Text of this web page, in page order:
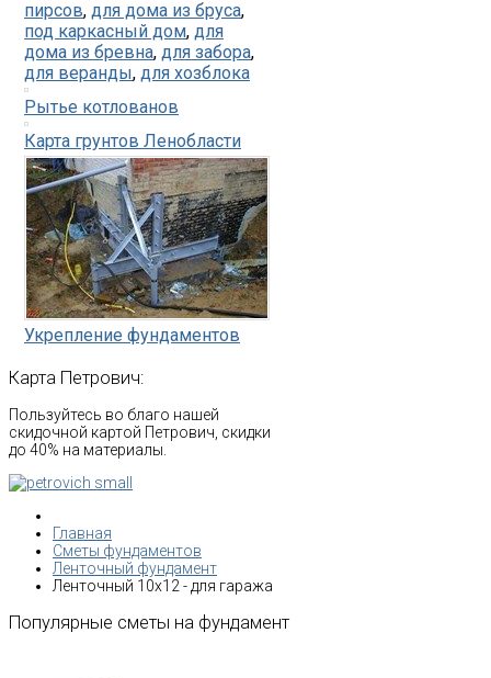
пирсов, для дома из бруса,
под каркасный дом, для
дома из бревна, для забора,
для веранды, для хозблока
Рытье котлованов
Карта грунтов Ленобласти
Укрепление фундаментов
Карта Петрович:
Пользуйтесь во благо нашей
скидочной картой Петрович, скидки
до 40% на материалы.
Главная
Сметы фундаментов
Ленточный фундамент
Ленточный 10х12 - для гаража
Популярные сметы на фундамент